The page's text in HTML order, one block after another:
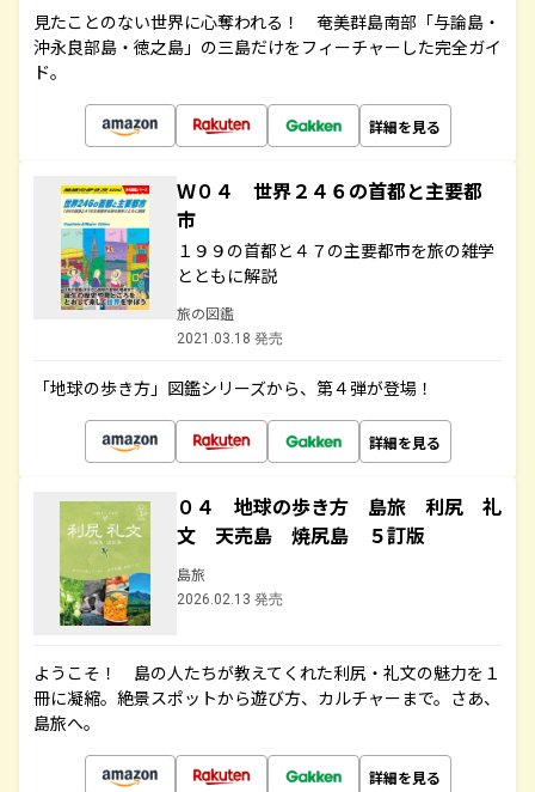
見たことのない世界に心奪われる！ 奄美群島南部「与論島・
沖永良部島・徳之島」の三島だけをフィーチャーした完全ガイ
ド。
詳細を見る
Ｗ０４ 世界２４６の首都と主要都
市
１９９の首都と４７の主要都市を旅の雑学
とともに解説
旅の図鑑
2021.03.18 発売
「地球の歩き方」図鑑シリーズから、第４弾が登場！
詳細を見る
０４ 地球の歩き方 島旅 利尻 礼
文 天売島 焼尻島 ５訂版
島旅
2026.02.13 発売
ようこそ！ 島の人たちが教えてくれた利尻・礼文の魅力を１
冊に凝縮。絶景スポットから遊び方、カルチャーまで。さあ、
島旅へ。
詳細を見る